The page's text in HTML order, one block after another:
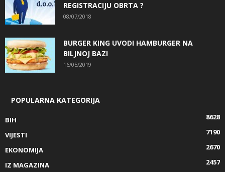
REGISTRACIJU OBRTA ?
08/07/2018
BURGER KING UVODI HAMBURGER NA
BILJNOJ BAZI
16/05/2019
POPULARNA KATEGORIJA
BIH
8628
VIJESTI
7190
EKONOMIJA
2670
IZ MAGAZINA
2457